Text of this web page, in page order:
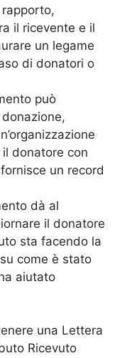
il ricevente e il
un legame
di donatori o
può
donatore con
un record
dà al
il donatore
sta facendo la
come è stato
aiutato
una Lettera
Ricevuto